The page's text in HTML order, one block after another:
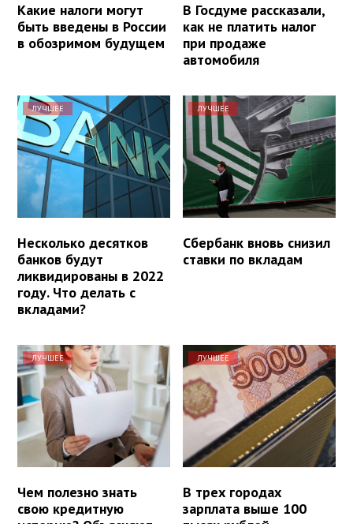
Какие налоги могут
быть введены в России
в обозримом будущем
В Госдуме рассказали,
как не платить налог
при продаже
автомобиля
ЛУЧШЕЕ
Несколько десятков
банков будут
ликвидированы в 2022
году. Что делать с
вкладами?
ЛУЧШЕЕ
Сбербанк вновь снизил
ставки по вкладам
ЛУЧШЕЕ
Чем полезно знать
свою кредитную
ЛУЧШЕЕ
В трех городах
зарплата выше 100